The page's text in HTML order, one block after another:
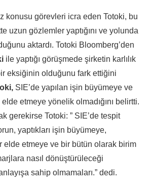
konusu görevleri icra eden Totoki, bu
uzun gözlemler yaptığını ve yolunda
aktardı. Totoki Bloomberg’den
ile yaptığı görüşmede şirketin karlılık
eksiğinin olduğunu fark ettiğini
SIE’de yapılan işin büyümeye ve
etmeye yönelik olmadığını belirtti.
gerekirse Totoki: ” SIE’de tespit
yaptıkları işin büyümeye,
elde etmeye ve bir bütün olarak birim
nasıl dönüştürüleceği
sahip olmamaları.” dedi.